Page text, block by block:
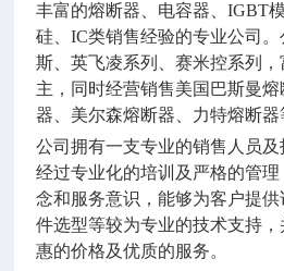
丰富的熔断器、电容器、IGBT
硅、IC类销售经验的专业公司
斯、英飞凌系列、赛米控系列
主，同时经营销售美国巴斯曼
器、美尔森熔断器、力特熔断器
公司拥有一支专业的销售人员
经过专业化的培训及严格的管
念和服务意识，能够为客户提
件选型等较为专业的技术支持
惠的价格及优质的服务。